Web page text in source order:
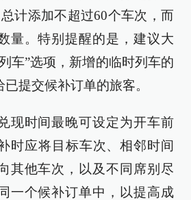
计添加不超过60个车次，而
量。特别提醒的是，建议大
车”选项，新增的临时列车的
提交候补订单的旅客。
现时间最晚可设定为开车前
时应将目标车次、相邻时间
其他车次，以及不同席别尽
一个候补订单中，以提高成